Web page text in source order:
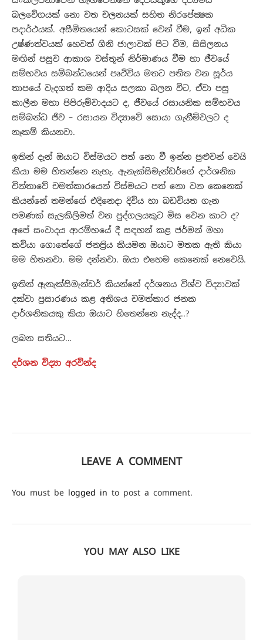
බලවේගයක් නො වත චලනයක් සහිත නිරපේක්‍ෂක
පදාර්ථයක්. අසීමිතයෙන් කොටසක් වෙන් වීම, ඉන් අධික
උෂ්ණත්වයක් හෙවත් ගිනි ජාලාවක් පිට වීම, සිසිලනය
මඟින් පසුව ආකාශ වස්තූන් නිර්මාණය වීම හා ජීවයේ
සම්භවය සම්බන්ධයෙන් පෘථිවිය මතට පතිත වන සූර්ය
තාපයේ වැදගත් කම ආදිය සලකා බලන විට, ඒවා පසු
කාලීන මහා පිපිරුම්වාදයට ද, ජීවයේ රසායනික සම්භවය
සම්බන්ධ ජීව – රසායන විද්‍යාවේ සොයා ගැනීම්වලට ද
නෑකම් කියනවා.
ඉතින් දැන් ඔයාට විස්මයට පත් නො වී ඉන්න පුළුවන් වෙයි
කියා මම හිතන්නෙ නැහැ. ඇනැක්සිමැන්ඩර්ගේ දාර්ශනික
චින්තාවේ චමත්කාරයෙන් විස්මයට පත් නො වන කෙනෙක්
කියන්නේ තමන්ගේ එදිනෙදා දිවිය හා බඩවියත ගැන
පමණක් සැලකිලිමත් වන පුද්ගලයකුට මිස වෙන කාට ද?
අපේ සංවාදය ආරම්භයේ දී සඳහන් කළ ජර්මන් මහා
කවියා ගොතේගේ ජනප්‍රිය කියමන ඔයාට මතක ඇති කියා
මම හිතනවා. මම දන්නවා. ඔයා එහෙම කෙනෙක් නෙවෙයි.
ඉතින් ඇනැක්සිමැන්ඩර් කියන්නේ දර්ශනය විශ්ව විද්‍යාවක්
දක්වා ප්‍රසාරණය කළ අතිශය චමත්කාර ජනක
දාර්ශනිකයකු කියා ඔයාට හිතෙන්නෙ නැද්ද..?
ලබන සතියට…
දර්ශන විද්‍යා අරවින්ද
LEAVE A COMMENT
You must be logged in to post a comment.
YOU MAY ALSO LIKE